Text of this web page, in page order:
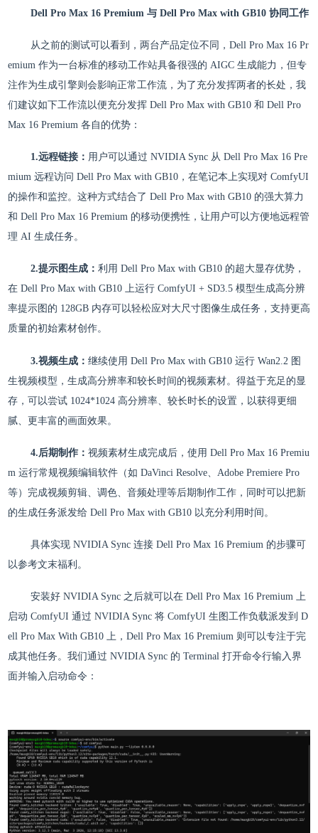
Dell Pro Max 16 Premium 与 Dell Pro Max with GB10 协同工作
从之前的测试可以看到，两台产品定位不同，Dell Pro Max 16 Pr
emium 作为一台标准的移动工作站具备很强的 AIGC 生成能力，但专
注作为生成引擎则会影响正常工作流，为了充分发挥两者的长处，我
们建议如下工作流以便充分发挥 Dell Pro Max with GB10 和 Dell Pro
Max 16 Premium 各自的优势：
1.远程链接： 用户可以通过 NVIDIA Sync 从 Dell Pro Max 16 Pre
mium 远程访问 Dell Pro Max with GB10，在笔记本上实现对 ComfyUI
的操作和监控。这种方式结合了 Dell Pro Max with GB10 的强大算力
和 Dell Pro Max 16 Premium 的移动便携性，让用户可以方便地远程管
理 AI 生成任务。
2.提示图生成： 利用 Dell Pro Max with GB10 的超大显存优势，
在 Dell Pro Max with GB10 上运行 ComfyUI + SD3.5 模型生成高分辨
率提示图的 128GB 内存可以轻松应对大尺寸图像生成任务，支持更高
质量的初始素材创作。
3.视频生成： 继续使用 Dell Pro Max with GB10 运行 Wan2.2 图
生视频模型，生成高分辨率和较长时间的视频素材。得益于充足的显
存，可以尝试 1024*1024 高分辨率、较长时长的设置，以获得更细
腻、更丰富的画面效果。
4.后期制作： 视频素材生成完成后，使用 Dell Pro Max 16 Premiu
m 运行常规视频编辑软件（如 DaVinci Resolve、Adobe Premiere Pro
等）完成视频剪辑、调色、音频处理等后期制作工作，同时可以把新
的生成任务派发给 Dell Pro Max with GB10 以充分利用时间。
具体实现 NVIDIA Sync 连接 Dell Pro Max 16 Premium 的步骤可
以参考文末福利。
安装好 NVIDIA Sync 之后就可以在 Dell Pro Max 16 Premium 上
启动 ComfyUI 通过 NVIDIA Sync 将 ComfyUI 生图工作负载派发到 D
ell Pro Max With GB10 上，Dell Pro Max 16 Premium 则可以专注于完
成其他任务。我们通过 NVIDIA Sync 的 Terminal 打开命令行输入界
面并输入启动命令：